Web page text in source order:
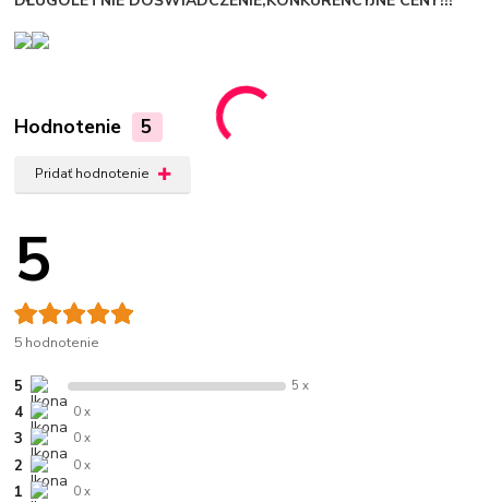
Hodnotenie 5
Pridať hodnotenie
5
5 hodnotenie
5 5 x
4 0 x
3 0 x
2 0 x
1 0 x